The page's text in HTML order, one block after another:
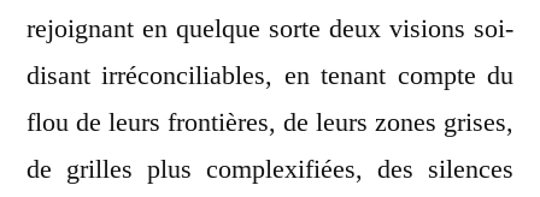
rejoignant en quelque sorte deux visions soi-
disant irréconciliables, en tenant compte du
flou de leurs frontières, de leurs zones grises,
de grilles plus complexifiées, des silences